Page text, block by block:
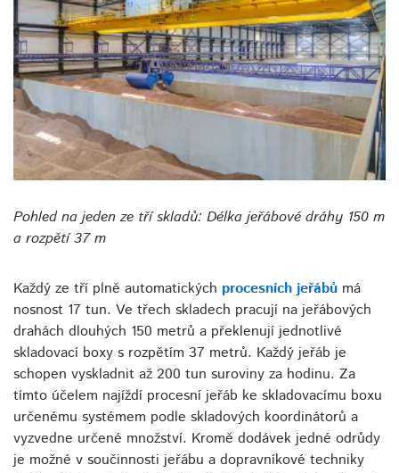
Pohled na jeden ze tří skladů: Délka jeřábové dráhy 150 m
a rozpětí 37 m
Každý ze tří plně automatických procesních jeřábů má
nosnost 17 tun. Ve třech skladech pracují na jeřábových
drahách dlouhých 150 metrů a překlenují jednotlivé
skladovací boxy s rozpětím 37 metrů. Každý jeřáb je
schopen vyskladnit až 200 tun suroviny za hodinu. Za
tímto účelem najíždí procesní jeřáb ke skladovacímu boxu
určenému systémem podle skladových koordinátorů a
vyzvedne určené množství. Kromě dodávek jedné odrůdy
je možné v součinnosti jeřábu a dopravníkové techniky